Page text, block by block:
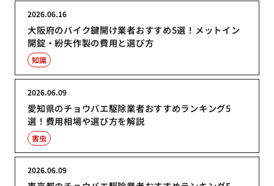
大阪府のバイク鍵開け業者おすすめ5選！メットイン
開錠・紛失作製の費用と選び方
2026.06.16
知識
愛知県のチョウバエ駆除業者おすすめランキング5
選！費用相場や選び方を解説
2026.06.09
害虫
2026.06.09